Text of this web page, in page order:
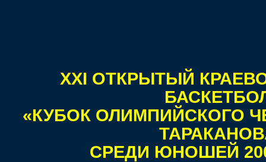
XXI ОТКРЫТЫЙ
«КУБОК ОЛИМПИЙСКОГО
СРЕДИ ЮНОШЕЙ